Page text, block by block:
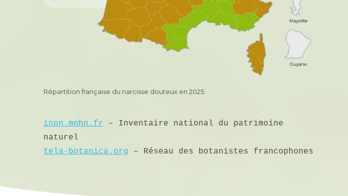
Répartition française du narcisse douteux en 2025
inpn.mnhn.fr – Inventaire national du patrimoine
tela-botanica.org – Réseau des botanistes francophones